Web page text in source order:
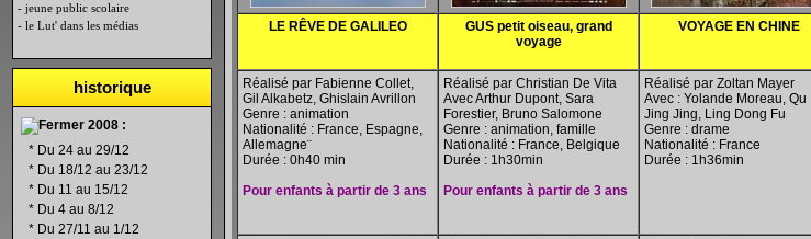
- jeune public scolaire
- le Lut' dans les médias
historique
2008 :
* Du 24 au 29/12
* Du 18/12 au 23/12
* Du 11 au 15/12
* Du 4 au 8/12
* Du 27/11 au 1/12
LE RÊVE DE GALILEO
GUS petit oiseau, grand
voyage
VOYAGE EN CHINE
Réalisé par Fabienne Collet,
Gil Alkabetz, Ghislain Avrillon
Genre : animation
Nationalité : France, Espagne,
Allemagne¨
Durée : 0h40 min
Pour enfants à partir de 3 ans
Réalisé par Christian De Vita
Avec Arthur Dupont, Sara
Forestier, Bruno Salomone
Genre : animation, famille
Nationalité : France, Belgique
Durée : 1h30min
Pour enfants à partir de 3 ans
Réalisé par Zoltan Mayer
Avec : Yolande Moreau, Qu
Jing Jing, Ling Dong Fu
Genre : drame
Nationalité : France
Durée : 1h36min